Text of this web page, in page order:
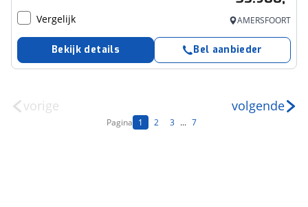
Vergelijk AMERSFOORT
Bekijk details Bel aanbieder
vorige
Pagina 1 2 3 ... 7
volgende